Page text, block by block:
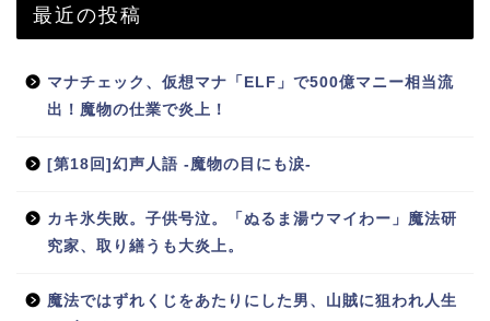
最近の投稿
マナチェック、仮想マナ「ELF」で500億マニー相当流
出！魔物の仕業で炎上！
[第18回]幻声人語 -魔物の目にも涙-
カキ氷失敗。子供号泣。「ぬるま湯ウマイわー」魔法研
究家、取り繕うも大炎上。
魔法ではずれくじをあたりにした男、山賊に狙われ人生